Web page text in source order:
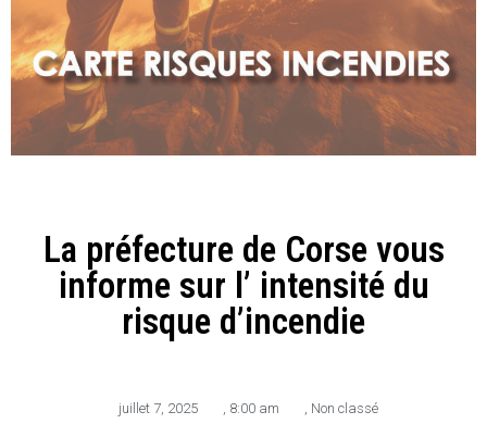
La préfecture de Corse vous
informe sur l’ intensité du
risque d’incendie
juillet 7, 2025 , 8:00 am , Non classé